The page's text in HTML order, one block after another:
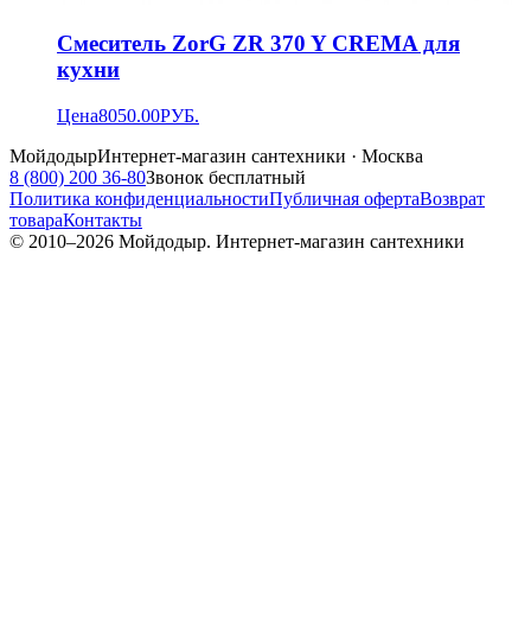
Смеситель ZorG ZR 370 Y CREMA для
кухни
Цена8050.00РУБ.
МойдодырИнтернет-магазин сантехники · Москва
8 (800) 200 36-80Звонок бесплатный
Политика конфиденциальностиПубличная офертаВозврат
товараКонтакты
© 2010–2026 Мойдодыр. Интернет-магазин сантехники